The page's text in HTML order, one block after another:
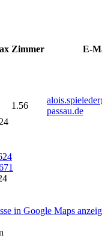
Zimmer E-
1.56
passau.de
in Google Maps